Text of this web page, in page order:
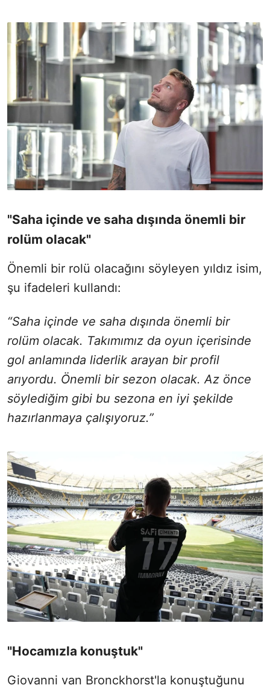
"Saha içinde ve saha dışında önemli bir
rolüm olacak"
Önemli bir rolü olacağını söyleyen yıldız isim,
şu ifadeleri kullandı:
“Saha içinde ve saha dışında önemli bir
rolüm olacak. Takımımız da oyun içerisinde
gol anlamında liderlik arayan bir profil
arıyordu. Önemli bir sezon olacak. Az önce
söylediğim gibi bu sezona en iyi şekilde
hazırlanmaya çalışıyoruz.”
"Hocamızla konuştuk"
Giovanni van Bronckhorst'la konuştuğunu